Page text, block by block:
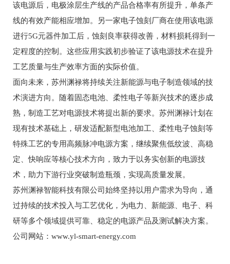
该电源后，电极涂层生产线的产品合格率有所提升，单条产
线的有效产能相应增加。另一家电子蚀刻厂商在使用该电源
进行5G元器件加工后，蚀刻良率获得改善，材料损耗得到一
定程度的控制。这些应用实践初步验证了该电源技术在提升
工艺质量与生产效率方面的实际价值。
面向未来，苏州渊禄将持续关注新能源与电子制造领域的技
术演进方向。随着固态电池、柔性电子等新兴技术的逐步成
熟，制造工艺对电源技术将提出新的要求。苏州渊禄计划在
现有技术基础上，研发适配新型电池加工、柔性电子蚀刻等
特殊工艺的专用高频脉冲电源方案，继续聚焦低纹波、高稳
定、快响应等核心技术方向，致力于以务实创新的电源技
术，助力下游行业突破制造瓶颈，实现高质量发展。
苏州渊禄智能科技有限公司始终坚持以用户需求为导向，通
过持续的技术投入与工艺优化，为电力、新能源、电子、科
研等多个领域提供可靠、稳定的电源产品及测试解决方案。
公司网站： www.yl-smart-energy.com